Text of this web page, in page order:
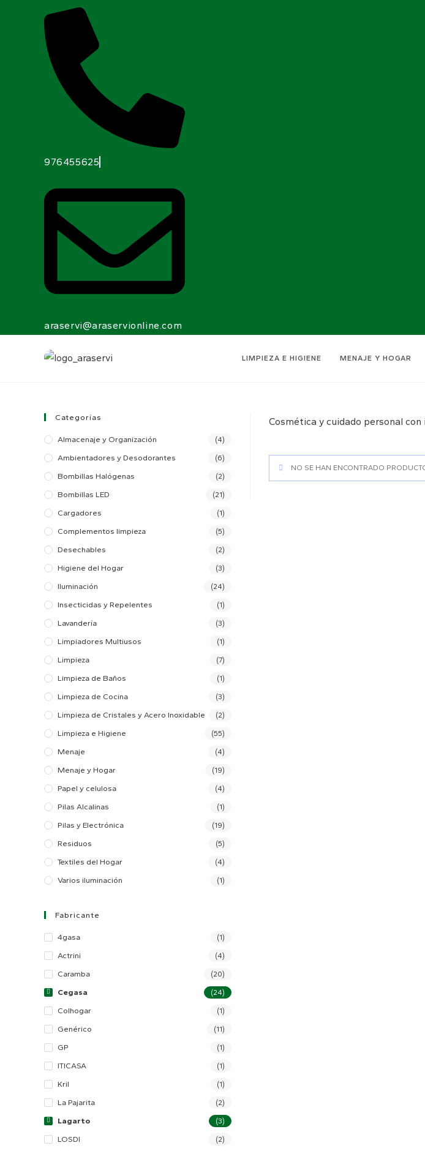
976455625
araservi@araservionline.com
LIMPIEZA E HIGIENE MENAJE Y HOGAR
Cosmética y cuidado personal con
NO SE HAN ENCONTRADO
Categorías
Almacenaje y Organización (4)
Ambientadores y Desodorantes (6)
Bombillas Halógenas (2)
Bombillas LED (21)
Cargadores (1)
Complementos limpieza (5)
Desechables (2)
Higiene del Hogar (3)
Iluminación (24)
Insecticidas y Repelentes (1)
Lavandería (3)
Limpiadores Multiusos (1)
Limpieza (7)
Limpieza de Baños (1)
Limpieza de Cocina (3)
Limpieza de Cristales y Acero Inoxidable (2)
Limpieza e Higiene (55)
Menaje (4)
Menaje y Hogar (19)
Papel y celulosa (4)
Pilas Alcalinas (1)
Pilas y Electrónica (19)
Residuos (5)
Textiles del Hogar (4)
Varios iluminación (1)
Fabricante
4gasa (1)
Actrini (4)
Caramba (20)
Cegasa (24)
Colhogar (1)
Genérico (11)
GP (1)
ITICASA (1)
Kril (1)
La Pajarita (2)
Lagarto (3)
LOSDI (2)